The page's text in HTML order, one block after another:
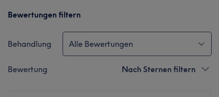
Bewertungen filtern
Behandlung Alle Bewertungen
Bewertung Nach Sternen filtern